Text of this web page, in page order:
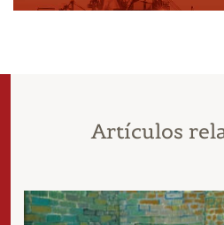
Artículos